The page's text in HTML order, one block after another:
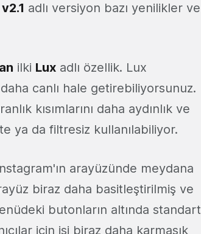
adlı versiyon bazı yenilikler ve
ilki Lux adlı özellik. Lux
canlı hale getirebiliyorsunuz.
kısımlarını daha aydınlık ve
ya da filtresiz kullanılabiliyor.
arayüzünde meydana
biraz daha basitleştirilmiş ve
butonların altında standart
için işi biraz daha karmaşık